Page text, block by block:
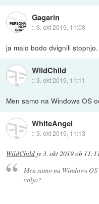
Gagarin
::3. okt 2019, 11:08
ja malo bodo dvignili
WildChild
::3. okt 2019, 11:11
Men samo na Windows OS
WhiteAngel
::3. okt 2019, 11:13
WildChild je3. okt 2019 ob
Men samo na Windows
voljo?